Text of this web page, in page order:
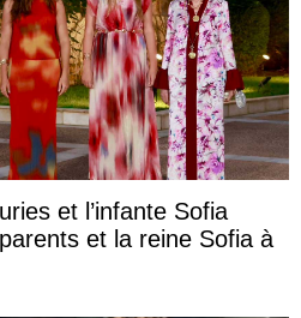
et l’infante Sofia
et la reine Sofia à